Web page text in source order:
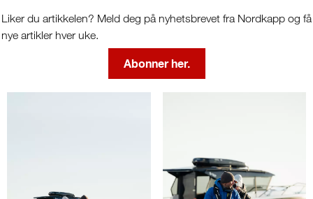
Liker du artikkelen? Meld deg på nyhetsbrevet fra Nordkapp og få
nye artikler hver uke.
Abonner her.